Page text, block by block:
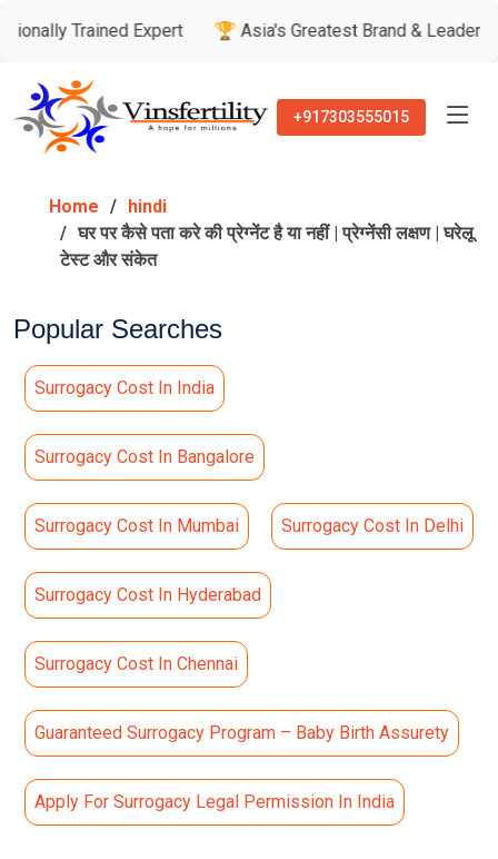
Expert 🏆 Asia's Greatest Brand & Leader Awards
+917303555015
Home
hindi
घर पर कैसे पता करे की प्रेग्नेंट है या नहीं | प्रेग्नेंसी लक्षण | घरेलू
टेस्ट और संकेत
Popular Searches
Surrogacy Cost In India
Surrogacy Cost In Bangalore
Surrogacy Cost In Mumbai Surrogacy Cost In Delhi
Surrogacy Cost In Hyderabad
Surrogacy Cost In Chennai
Guaranteed Surrogacy Program – Baby Birth Assurety
Apply For Surrogacy Legal Permission In India